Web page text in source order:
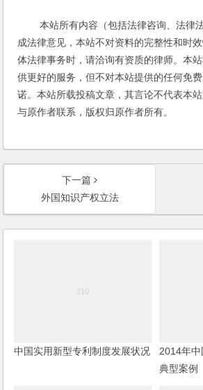
本站所有内容（包括法律咨询、法律法
成法律意见，本站不对资料的完整性和时
体法律事务时，请洽询有资质的律师。本
供更好的服务，但不对本站提供的任何免
诺。本站所载投稿文章，其言论不代表本
与原作者联系，版权归原作者所有。
下一篇
外国知识产权立法
中国实用新型专利制度发展状况
2014年中
典型案例